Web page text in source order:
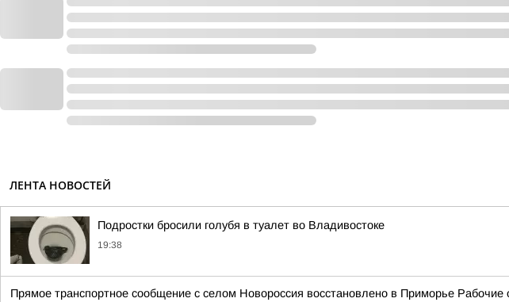
ЛЕНТА НОВОСТЕЙ
Подростки бросили голубя в туалет во Владивостоке
19:38
Прямое транспортное сообщение с селом Новороссия восстановлено в Приморье